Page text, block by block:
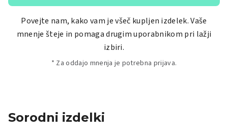
Povejte nam, kako vam je všeč kupljen izdelek. Vaše
mnenje šteje in pomaga drugim uporabnikom pri lažji
izbiri.
* Za oddajo mnenja je potrebna prijava.
Sorodni izdelki